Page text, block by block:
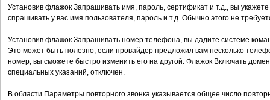
Установив флажок Запрашивать имя, пароль, сертификат и т.д., вы
спрашивать у вас имя пользователя, пароль и т.д. Обычно этого не
Установив флажок Запрашивать номер телефона, вы дадите системе
Это может быть полезно, если провайдер предложил вам несколько
номер, вы сможете быстро изменить его на другой. Флажок Включать
специальных указаний, отключен.
В области Параметры повторного звонка указывается общее число